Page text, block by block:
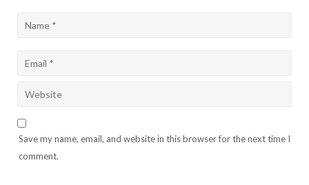
Save my name, email, and website in this browser for the next time I
comment.